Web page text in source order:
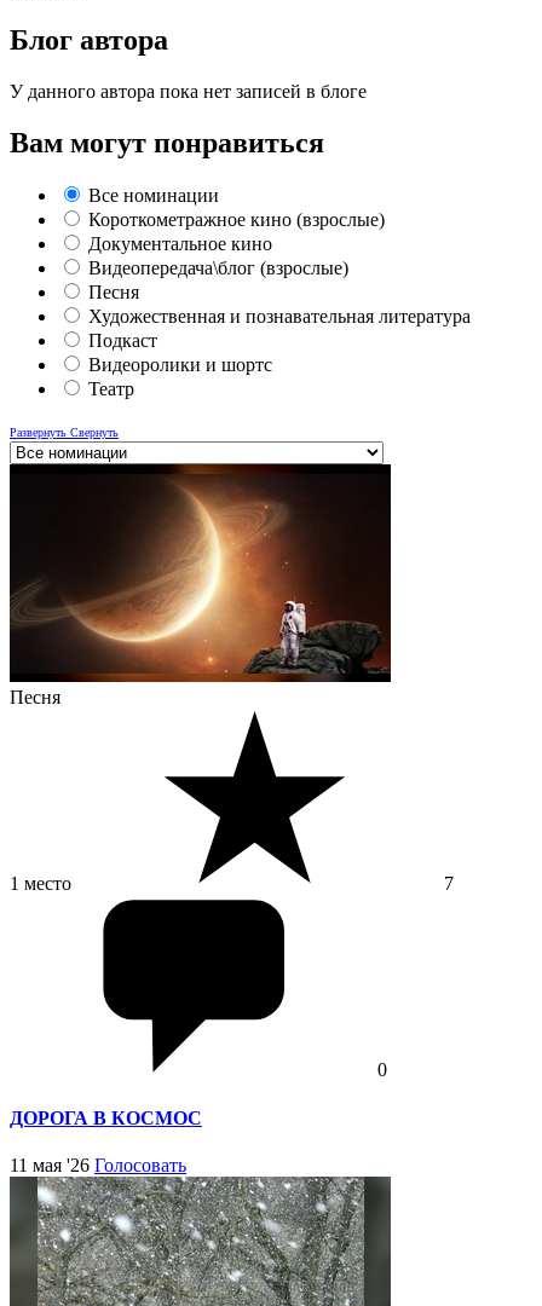
Блог автора
У данного автора пока нет записей в блоге
Вам могут понравиться
Все номинации
Короткометражное кино (взрослые)
Документальное кино
Видеопередача\блог (взрослые)
Песня
Художественная и познавательная литература
Подкаст
Видеоролики и шортс
Театр
Развернуть Свернуть
Песня
1 место 7
0
ДОРОГА В КОСМОС
11 мая '26 Голосовать